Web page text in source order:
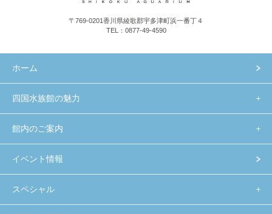
〒769-0201香川県綾歌郡宇多津町浜一番丁４
TEL：0877-49-4590
ホーム
四国水族館の魅力
館内のご案内
イベント情報
スペシャル